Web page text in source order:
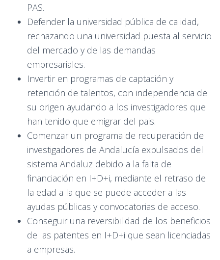
PAS.
Defender la universidad pública de calidad,
rechazando una universidad puesta al servicio
del mercado y de las demandas
empresariales.
Invertir en programas de captación y
retención de talentos, con independencia de
su origen ayudando a los investigadores que
han tenido que emigrar del pais.
Comenzar un programa de recuperación de
investigadores de Andalucía expulsados del
sistema Andaluz debido a la falta de
financiación en I+D+i, mediante el retraso de
la edad a la que se puede acceder a las
ayudas públicas y convocatorias de acceso.
Conseguir una reversibilidad de los beneficios
de las patentes en I+D+i que sean licenciadas
a empresas.